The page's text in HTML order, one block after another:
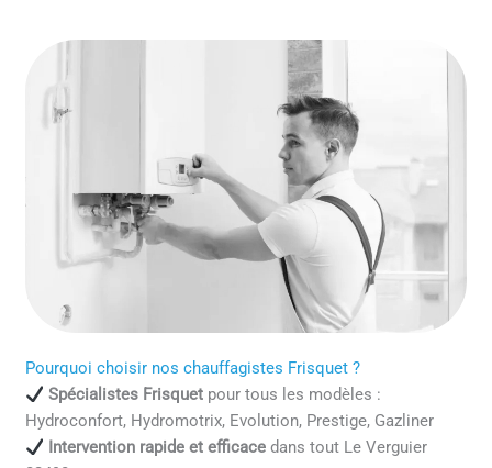
Pourquoi choisir nos chauffagistes Frisquet ?
Spécialistes Frisquetpour tous les modèles :
Hydroconfort, Hydromotrix, Evolution, Prestige, Gazliner
Intervention rapide et efficacedans tout Le Verguier